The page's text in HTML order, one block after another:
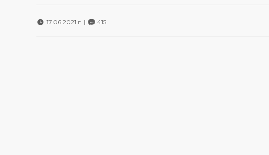
17.06.2021 г. | 415